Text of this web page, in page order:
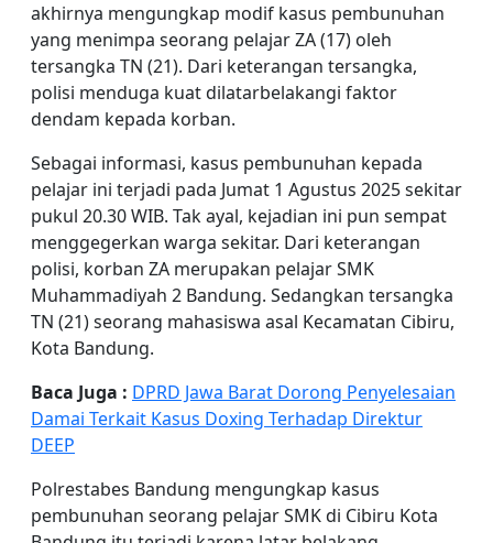
akhirnya mengungkap modif kasus pembunuhan
yang menimpa seorang pelajar ZA (17) oleh
tersangka TN (21). Dari keterangan tersangka,
polisi menduga kuat dilatarbelakangi faktor
dendam kepada korban.
Sebagai informasi, kasus pembunuhan kepada
pelajar ini terjadi pada Jumat 1 Agustus 2025 sekitar
pukul 20.30 WIB. Tak ayal, kejadian ini pun sempat
menggegerkan warga sekitar. Dari keterangan
polisi, korban ZA merupakan pelajar SMK
Muhammadiyah 2 Bandung. Sedangkan tersangka
TN (21) seorang mahasiswa asal Kecamatan Cibiru,
Kota Bandung.
Baca Juga : DPRD Jawa Barat Dorong Penyelesaian
Damai Terkait Kasus Doxing Terhadap Direktur
DEEP
Polrestabes Bandung mengungkap kasus
pembunuhan seorang pelajar SMK di Cibiru Kota